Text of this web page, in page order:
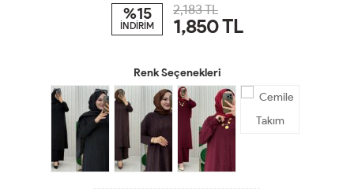
%15
İNDİRİM
2,183 TL
1,850TL
Renk Seçenekleri